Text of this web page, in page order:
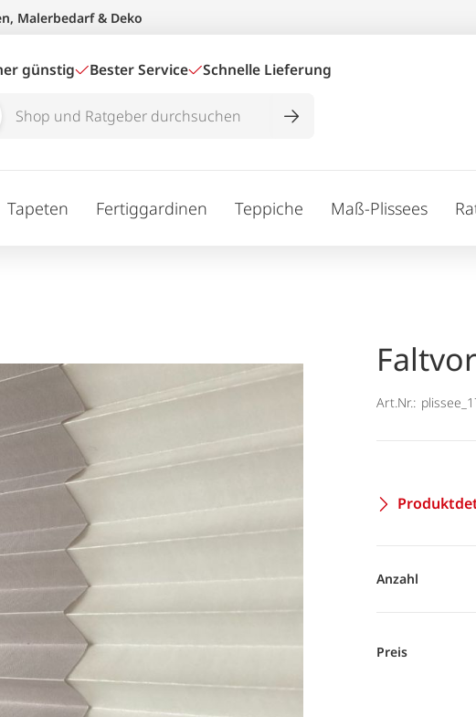
Malerbedarf & Deko
günstig Bester Service Schnelle Lieferung
Tapeten Fertiggardinen Teppiche Maß-Plissees
Art.Nr.:
Anzahl
Preis